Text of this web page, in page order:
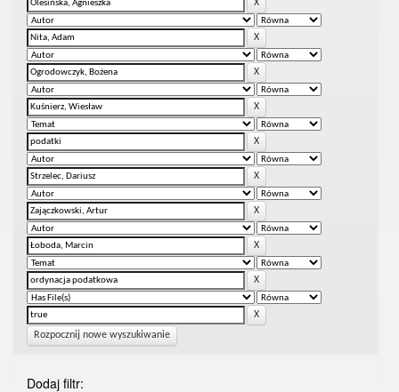
Rozpocznij nowe wyszukiwanie
Dodaj filtr: